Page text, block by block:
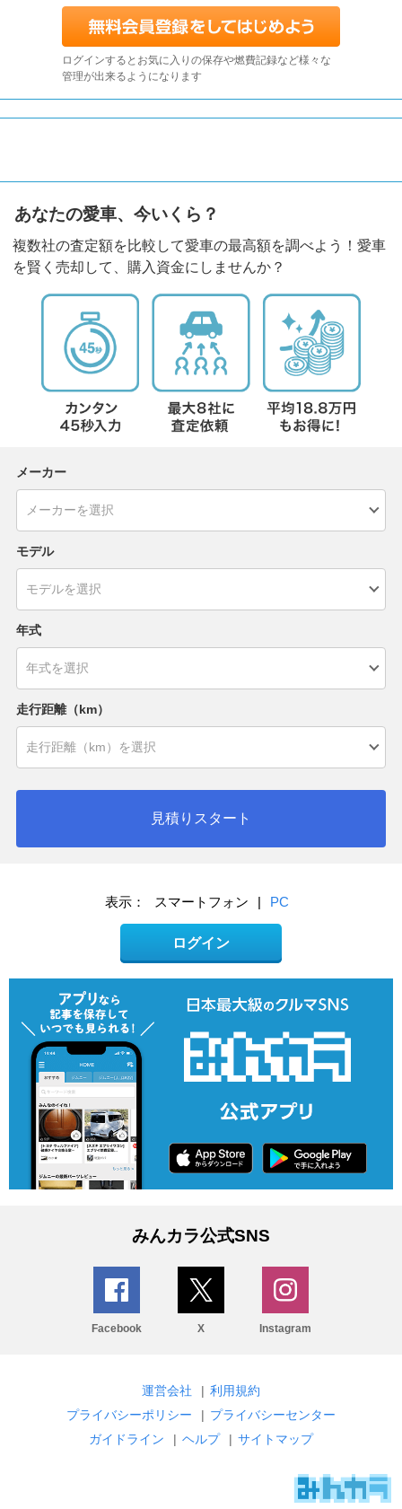
ログインするとお気に入りの保存や燃費記録など様々な
管理が出来るようになります
あなたの愛車、今いくら？
複数社の査定額を比較して愛車の最高額を調べよう！愛車
を賢く売却して、購入資金にしませんか？
メーカー
モデル
年式
走行距離（km）
見積りスタート
表示： スマートフォン | PC
ログイン
みんカラ公式SNS
Facebook X Instagram
運営会社 | 利用規約
プライバシーポリシー
| プライバシーセンター
ガイドライン
| ヘルプ | サイトマップ